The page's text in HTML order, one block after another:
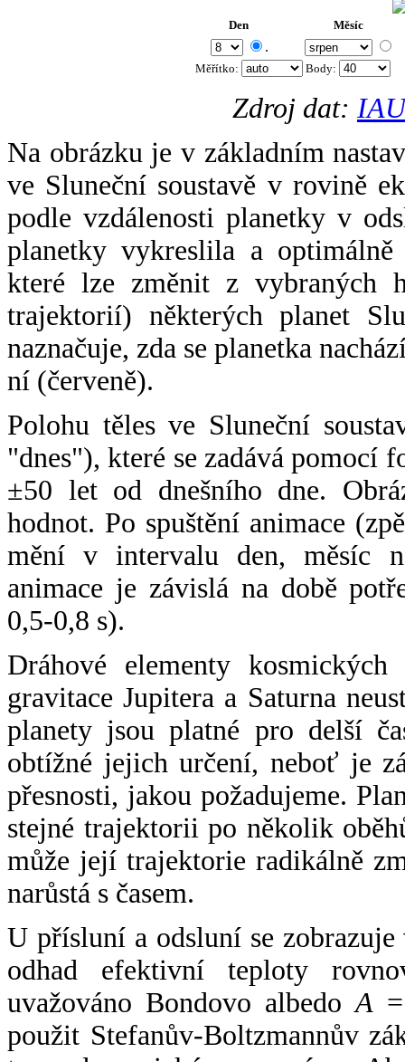
Den Měsíc
.
Měřítko: Body:
Zdroj dat:
Na obrázku je v základním
ve Sluneční soustavě v rovině
podle vzdálenosti planetky v
planetky vykreslila a
které lze změnit z vybraných
trajektorií) některých planet
naznačuje, zda se planetka
ní (červeně).
Polohu těles ve Sluneční
"dnes"), které se zadává pomocí
±50 let od dnešního dne.
hodnot. Po spuštění animace
mění v intervalu den, měsíc
animace je závislá na době
0,5-0,8 s).
Dráhové elementy
gravitace Jupitera a Saturna
planety jsou platné pro delší
obtížné jejich určení, neboť je
přesnosti, jakou požadujeme.
stejné trajektorii po několik
může její trajektorie radikálně
narůstá s časem.
U přísluní a odsluní se
odhad efektivní teploty
uvažováno Bondovo albedoA
použit Stefanův-Boltzmannův